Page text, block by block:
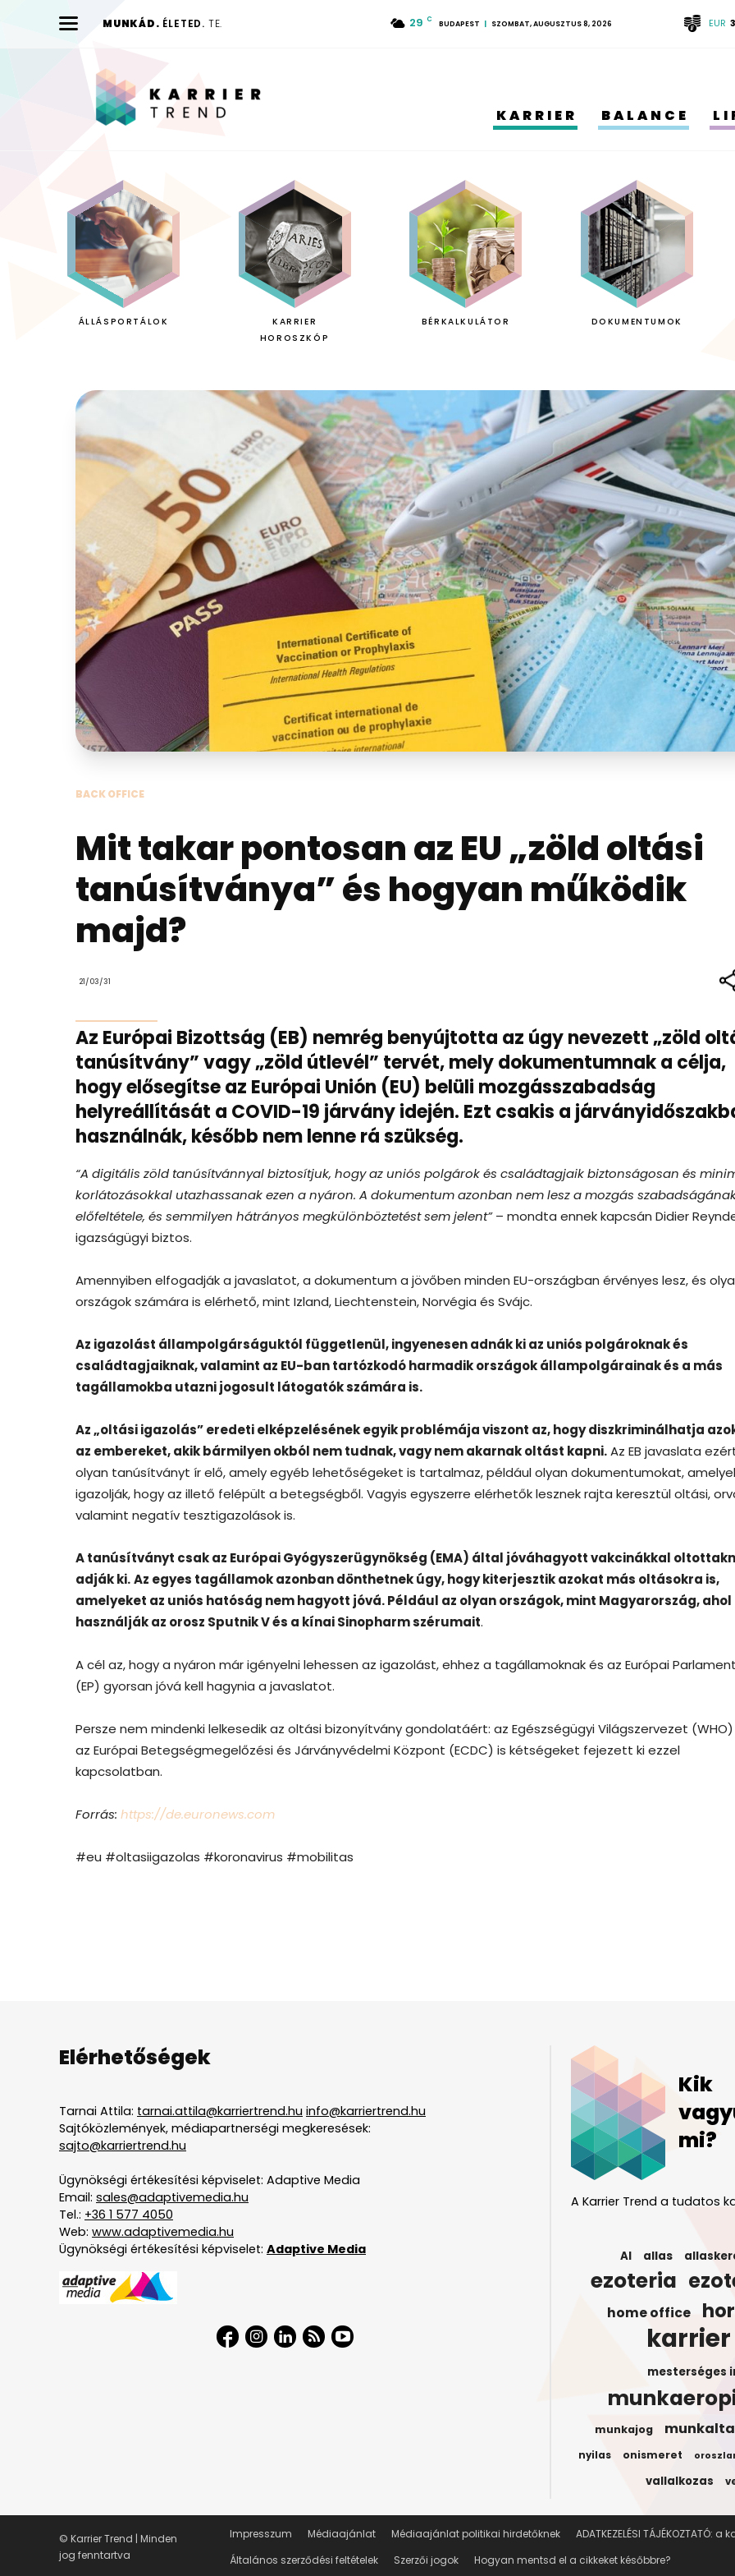
MUNKÁD. ÉLETED. TE. 29 C BUDAPEST SZOMBAT, AUGUSZTUS 8, 2026 EUR
KARRIER BALANCE
ÁLLÁSPORTÁLOK
KARRIER
HOROSZKÓP
BÉRKALKULÁTOR DOKUMENTUMOK
BACK OFFICE
Mit takar pontosan az EU „zöld oltási
tanúsítványa” és hogyan működik
majd?
21/03/31
Az Európai Bizottság (EB) nemrég benyújtotta az úgy nevezett „zöld
tanúsítvány” vagy „zöld útlevél” tervét, mely dokumentumnak a célja,
hogy elősegítse az Európai Unión (EU) belüli mozgásszabadság
helyreállítását a COVID-19 járvány idején. Ezt csakis a
használnák, később nem lenne rá szükség.
“A digitális zöld tanúsítvánnyal biztosítjuk, hogy az uniós polgárok és családtagjaik biztonságosan és
korlátozásokkal utazhassanak ezen a nyáron. A dokumentum azonban nem lesz a mozgás
előfeltétele, és semmilyen hátrányos megkülönböztetést sem jelent”– mondta ennek kapcsán Didier
igazságügyi biztos.
Amennyiben elfogadják a javaslatot, a dokumentum a jövőben minden EU-országban érvényes lesz, és
országok számára is elérhető, mint Izland, Liechtenstein, Norvégia és Svájc.
Az igazolást állampolgárságuktól függetlenül, ingyenesen adnák ki az uniós polgároknak és
családtagjaiknak, valamint az EU-ban tartózkodó harmadik országok állampolgárainak és a más
tagállamokba utazni jogosult látogatók számára is.
Az „oltási igazolás” eredeti elképzelésének egyik problémája viszont az, hogy diszkriminálhatja
az embereket, akik bármilyen okból nem tudnak, vagy nem akarnak oltást kapni.Az EB javaslata
olyan tanúsítványt ír elő, amely egyéb lehetőségeket is tartalmaz, például olyan dokumentumokat,
igazolják, hogy az illető felépült a betegségből. Vagyis egyszerre elérhetők lesznek rajta keresztül oltási,
valamint negatív tesztigazolások is.
A tanúsítványt csak az Európai Gyógyszerügynökség (EMA) által jóváhagyott vakcinákkal
adják ki.Az egyes tagállamok azonban dönthetnek úgy, hogy kiterjesztik azokat más oltásokra is,
amelyeket az uniós hatóság nem hagyott jóvá. Például az olyan országok, mint Magyarország,
használják az orosz Sputnik V és a kínai Sinopharm szérumait.
A cél az, hogy a nyáron már igényelni lehessen az igazolást, ehhez a tagállamoknak és az Európai
(EP) gyorsan jóvá kell hagynia a javaslatot.
Persze nem mindenki lelkesedik az oltási bizonyítvány gondolatáért: az Egészségügyi Világszervezet
az Európai Betegségmegelőzési és Járványvédelmi Központ (ECDC) is kétségeket fejezett ki ezzel
kapcsolatban.
Forrás: https://de.euronews.com
#eu #oltasiigazolas #koronavirus #mobilitas
Elérhetőségek
Tarnai Attila: tarnai.attila@karriertrend.hu info@karriertrend.hu
Sajtóközlemények, médiapartnerségi megkeresések:
sajto@karriertrend.hu
Ügynökségi értékesítési képviselet: Adaptive Media
Email: sales@adaptivemedia.hu
Tel.: +36 1 577 4050
Web: www.adaptivemedia.hu
Ügynökségi értékesítési képviselet: Adaptive Media
Kik
mi?
A Karrier Trend a tudatos
AI allas
ezoteria
home office
karrier
mesterséges
munkajog
nyilas onismeret
vallalkozas
Impresszum Médiaajánlat Médiaajánlat politikai hirdetőknek
ADATKEZELÉSI
Általános szerződési feltételek
Szerzői jogok Hogyan mentsd el a cikkeket későbbre?
© Karrier Trend | Minden
jog fenntartva